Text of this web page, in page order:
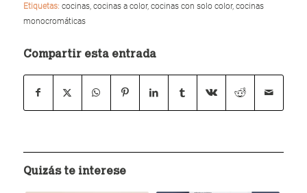
Etiquetas: cocinas, cocinas a color, cocinas con solo color, cocinas
monocromáticas
Compartir esta entrada
Quizás te interese